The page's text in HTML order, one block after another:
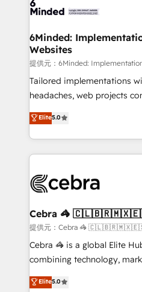
tailored to your GTM motion. 🔹 Migrations:
from other CRMs to
downtime. 🔹 RevOps Strategy: Align teams,
processes, and data to drive
Integrations: Connect
for better adoption. 🔹 Custom Solutions: Build
SOC 2 Type II and ISO
our commitment to data
6Minded:
Websites
提供元：6Minded:
Tailored implementations
headaches, web projects
house team of certified
developers, designers, and
aspects of your HubSpot. ✨ 400+ global clients ✨
100+ seamless migrations
implementations, and
CS: 245% organic growth &
full-funnel HubSpot project
boost with a new HubSpot site Recognized
🏆 HubSpot Platform
Inbound Campaign of the
Elite5.0
Cebra 🦓
提供元：Cebra 🦓
Cebra 🦓 is a global Elite
combining technology,
expertise across Latin
Europe, with teams across 7
Elite5.0